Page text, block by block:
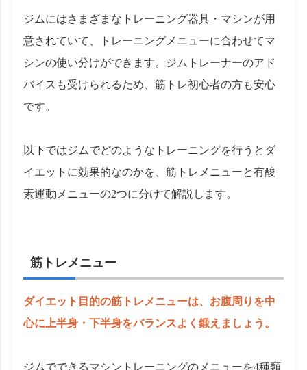
ジムにはさまざまなトレーニング器具・マシンが用
意されていて、トレーニングメニューに合わせてマ
シンの使い分けができます。ジムトレーナーのアド
バイスも受けられるため、筋トレ初心者の方も安心
です。
以下ではジムでどのようなトレーニングを行うとダ
イエットに効果的なのかを、筋トレメニューと有酸
素運動メニューの2つに分けて解説します。
筋トレメニュー
ダイエット目的の筋トレメニューは、お腹周りを中
心に上半身・下半身をバランスよく鍛えましょう。
ジムでできるマシントレーニングのメニューを4種類